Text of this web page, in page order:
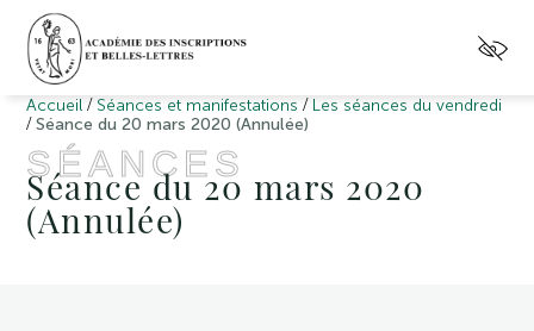
Accueil / Séances et manifestations / Les séances du vendredi
/Séance du 20 mars 2020 (Annulée)
SÉANCES
Séance du 20 mars 2020
(Annulée)